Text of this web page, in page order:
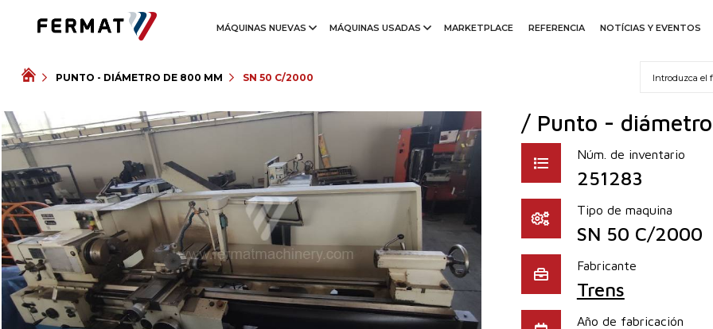
MÁQUINAS NUEVAS MÁQUINAS USADAS MARKETPLACE REFERENCIA NOTÍCIAS Y EVENTOS
PUNTO - DIÁMETRO DE 800 MM SN 50 C/2000
/ Punto -
Núm. de inventario
251283
Tipo de maquina
SN 50 C/2000
Fabricante
Trens
Año de fabricación